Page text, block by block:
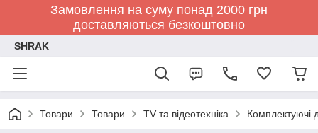
Замовлення на суму понад 2000 грн
доставляються безкоштовно
SHRAK
Товари Товари TV та відеотехніка Комплектуючі